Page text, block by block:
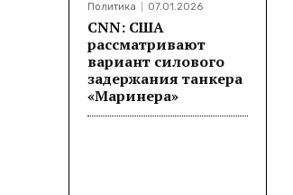
Политика 07.01.2026
CNN: США
рассматривают
вариант силового
задержания танкера
«Маринера»